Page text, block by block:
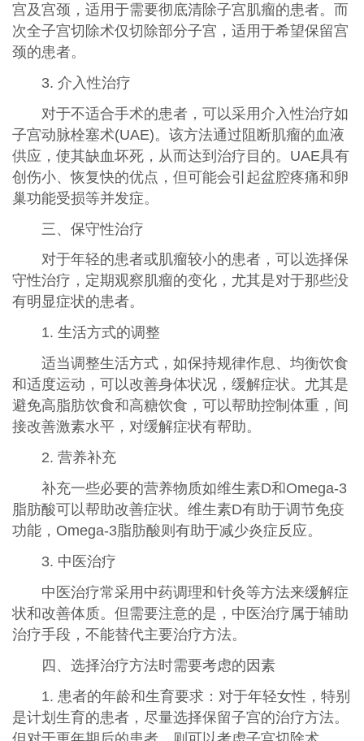
宫及宫颈，适用于需要彻底清除子宫肌瘤的患者。而
次全子宫切除术仅切除部分子宫，适用于希望保留宫
颈的患者。
3. 介入性治疗
对于不适合手术的患者，可以采用介入性治疗如
子宫动脉栓塞术(UAE)。该方法通过阻断肌瘤的血液
供应，使其缺血坏死，从而达到治疗目的。UAE具有
创伤小、恢复快的优点，但可能会引起盆腔疼痛和卵
巢功能受损等并发症。
三、保守性治疗
对于年轻的患者或肌瘤较小的患者，可以选择保
守性治疗，定期观察肌瘤的变化，尤其是对于那些没
有明显症状的患者。
1. 生活方式的调整
适当调整生活方式，如保持规律作息、均衡饮食
和适度运动，可以改善身体状况，缓解症状。尤其是
避免高脂肪饮食和高糖饮食，可以帮助控制体重，间
接改善激素水平，对缓解症状有帮助。
2. 营养补充
补充一些必要的营养物质如维生素D和Omega-3
脂肪酸可以帮助改善症状。维生素D有助于调节免疫
功能，Omega-3脂肪酸则有助于减少炎症反应。
3. 中医治疗
中医治疗常采用中药调理和针灸等方法来缓解症
状和改善体质。但需要注意的是，中医治疗属于辅助
治疗手段，不能替代主要治疗方法。
四、选择治疗方法时需要考虑的因素
1. 患者的年龄和生育要求：对于年轻女性，特别
是计划生育的患者，尽量选择保留子宫的治疗方法。